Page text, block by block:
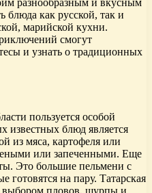
разнообразным и вкусным
блюда как русской, так и
марийской кухни.
смогут
и узнать о традиционных
пользуется особой
известных блюд является
из мяса, картофеля или
или запеченными. Еще
Это большие пельмени с
готовятся на пару. Татарская